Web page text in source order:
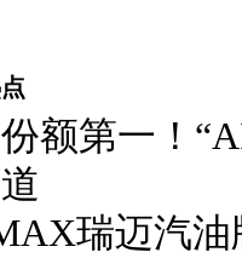
额第一！
瑞迈汽